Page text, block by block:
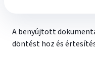
A benyújtott
döntést hoz és